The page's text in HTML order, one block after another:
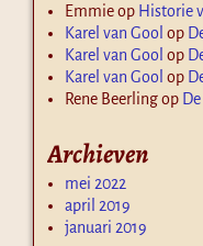
Emmieop Historie
Karel van Gool op
Karel van Gool op
Karel van Gool op
Rene Beerlingop
Archieven
mei 2022
april 2019
januari 2019